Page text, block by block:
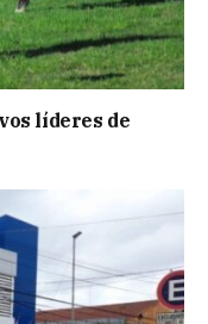
líderes de